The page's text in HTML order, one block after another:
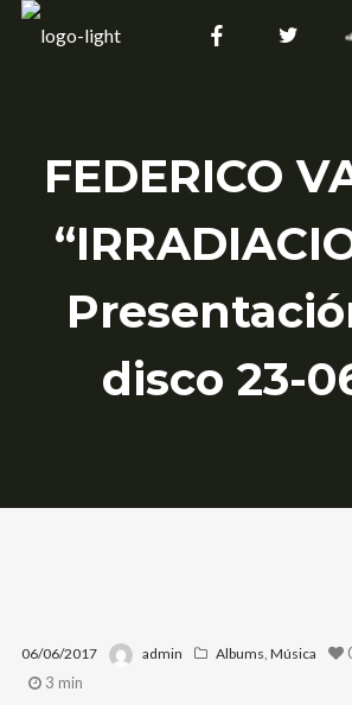
FEDERICO
disco 23-
06/06/2017 admin Albums, Música
3 min